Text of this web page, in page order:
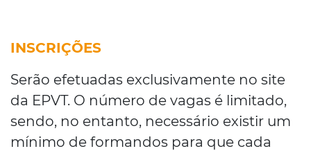
INSCRIÇÕES
Serão efetuadas exclusivamente no site
da EPVT. O número de vagas é limitado,
sendo, no entanto, necessário existir um
mínimo de formandos para que cada